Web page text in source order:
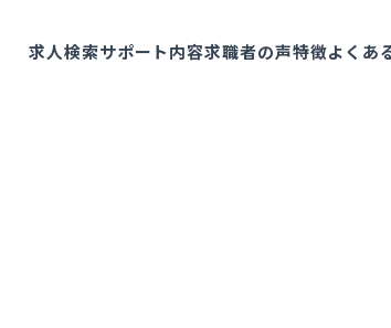
求人検索サポート内容求職者の声特徴よくあ